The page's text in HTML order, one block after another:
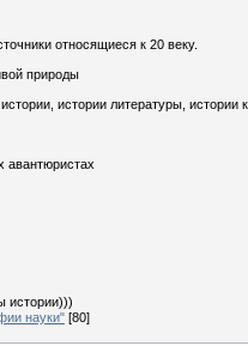
относящиеся к 20 веку.
природы
истории литературы, истории
авантюристах
истории)))
науки" [80]